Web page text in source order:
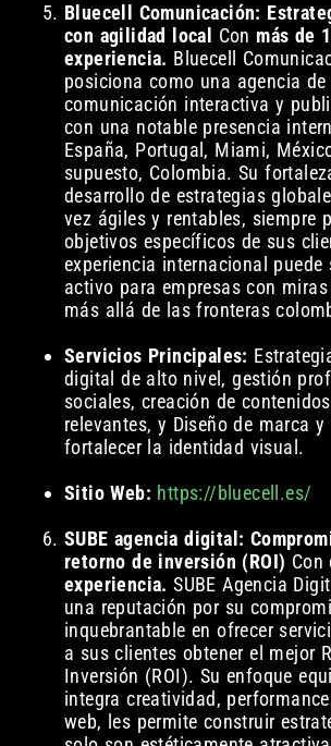
Bluecell Comunicación:
con agilidad local
Con más de
experiencia. Bluecell
posiciona como una agencia
comunicación interactiva y
con una notable presencia
España, Portugal, Miami,
supuesto, Colombia. Su
desarrollo de estrategias
vez ágiles y rentables, siempre
objetivos específicos de sus
experiencia internacional puede
activo para empresas con
más allá de las fronteras
Servicios Principales:
digital de alto nivel, gestión
sociales, creación de
relevantes, y Diseño de marca
fortalecer la identidad visual.
Sitio Web: https://bluecell.es/
SUBE agencia digital:
retorno de inversión (ROI) Con
experiencia. SUBE Agencia
una reputación por su
inquebrantable en ofrecer
a sus clientes obtener el mejor
Inversión (ROI). Su enfoque
integra creatividad,
web, les permite construir